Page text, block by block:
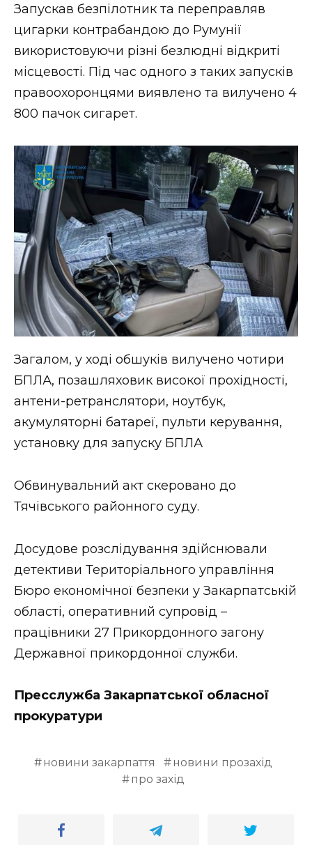
Запускав безпілотник та переправляв
цигарки контрабандою до Румунії
використовуючи різні безлюдні відкриті
місцевості. Під час одного з таких запусків
правоохоронцями виявлено та вилучено 4
800 пачок сигарет.
Загалом, у ході обшуків вилучено чотири
БПЛА, позашляховик високої прохідності,
антени-ретранслятори, ноутбук,
акумуляторні батареї, пульти керування,
установку для запуску БПЛА
Обвинувальний акт скеровано до
Тячівського районного суду.
Досудове розслідування здійснювали
детективи Територіального управління
Бюро економічної безпеки у Закарпатській
області, оперативний супровід –
працівники 27 Прикордонного загону
Державної прикордонної служби.
Пресслужба Закарпатської обласної
прокуратури
новини закарпаття
новини прозахід
про захід